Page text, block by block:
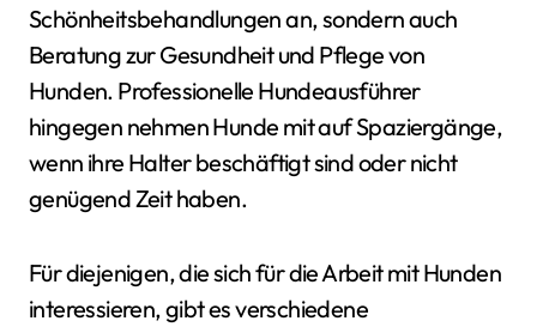
Schönheitsbehandlungen an, sondern auch
Beratung zur Gesundheit und Pflege von
Hunden. Professionelle Hundeausführer
hingegen nehmen Hunde mit auf Spaziergänge,
wenn ihre Halter beschäftigt sind oder nicht
genügend Zeit haben.
Für diejenigen, die sich für die Arbeit mit Hunden
interessieren, gibt es verschiedene